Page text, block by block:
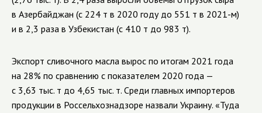
в Азербайджан (с 224 т в 2020 году до 551 т в 2021-м)
и в 2,3 раза в Узбекистан (с 410 т до 983 т).
Экспорт сливочного масла вырос по итогам 2021 года
на 28% по сравнению с показателем 2020 года —
с 3,63 тыс. т до 4,65 тыс. т. Среди главных импортеров
продукции в Россельхознадзоре назвали Украину. «Туда